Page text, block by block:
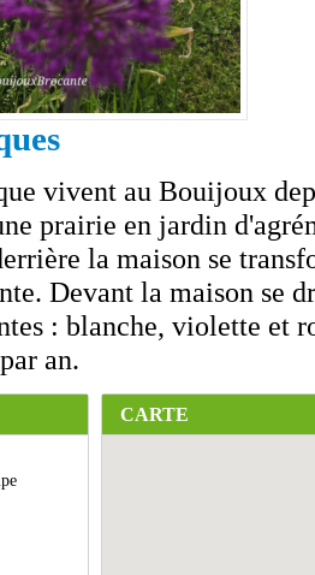
vivent au Bouijoux
prairie en jardin
la maison se
Devant la maison se
: blanche, violette et
an.
CARTE